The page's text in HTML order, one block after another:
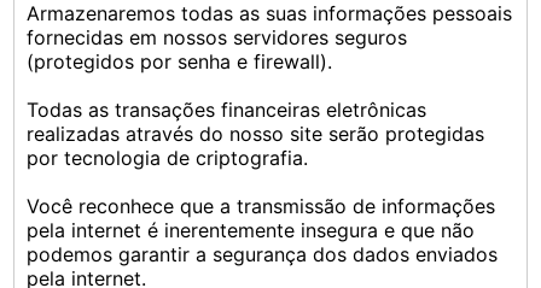
Armazenaremos todas as suas informações pessoais
fornecidas em nossos servidores seguros
(protegidos por senha e firewall).
Todas as transações financeiras eletrônicas
realizadas através do nosso site serão protegidas
por tecnologia de criptografia.
Você reconhece que a transmissão de informações
pela internet é inerentemente insegura e que não
podemos garantir a segurança dos dados enviados
pela internet.